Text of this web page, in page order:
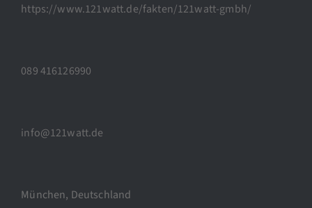
https://www.121watt.de/fakten/121watt-gmbh/
089 416126990
info@121watt.de
München, Deutschland